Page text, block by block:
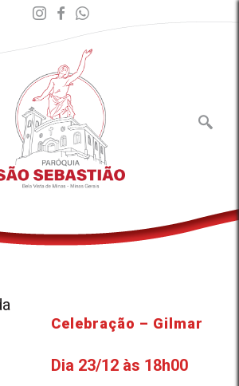
Celebração – Gilmar
Dia 23/12 às 18h00